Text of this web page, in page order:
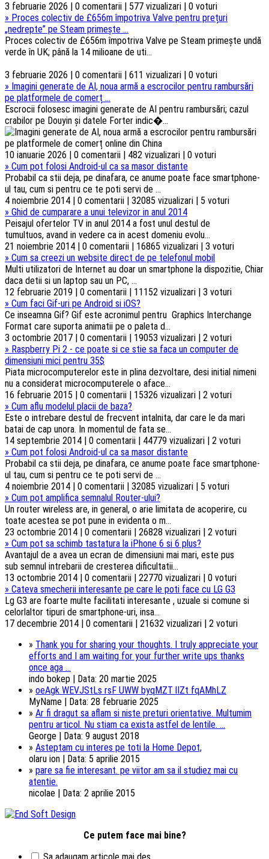
3 februarie 2026 | 0 comentarii | 577 vizualizari | 0 voturi
» Proces colectiv de £656m împotriva Valve pentru prețuri
„nedrepte” pe Steam primește ...
Proces colectiv de £656m împotriva Valve pe Steam primește undă
verde în UK; până la 14 milioane de uti...
3 februarie 2026 | 0 comentarii | 611 vizualizari | 0 voturi
» Imagini generate de AI, noua armă a escrocilor pentru rambursări
pe platformele de comerț ...
Escrocii folosesc imagini generate de AI pentru rambursări; cazul
crabilor pe Douyin și datele Forter indic�...
10 ianuarie 2026 | 0 comentarii | 482 vizualizari | 0 voturi
» Cum pot folosi Android-ul ca sa masor distante
Probabil ca stii deja, pe dinafara, ce anume poate face smartphone-
ul tau, cum si pentru ce te poti servi de ...
4 noiembrie 2014 | 0 comentarii | 32085 vizualizari | 5 voturi
» Ghid de cumparare a unui televizor in anul 2014
Peisajul ofertelor TV in anul 2014 a fost unul destul de
tumultuos, avand in vedere ca in acest domeniu evolu...
21 noiembrie 2014 | 0 comentarii | 16865 vizualizari | 3 voturi
» Cum sa creezi un website direct de pe telefonul mobil
Multi utilizatori de Internet au doar un smartphone la dispozitie, Chiar
daca detii si un laptop sau un PC, ...
12 februarie 2019 | 0 comentarii | 11152 vizualizari | 3 voturi
» Cum faci Gif-uri pe Android si iOS?
Ce inseamna Gif? Gif este acronimul pentru Graphics Interchange
Format care suporta animatii pe o paleta d...
3 octombrie 2017 | 0 comentarii | 19053 vizualizari | 2 voturi
» Raspberry Pi 2 - ce poate si ce stie sa faca un computer de
dimensiuni mici pentru 35$
Piata microcomputerelor este in plina dezvoltare, desi initial nimeni
nu a considerat microcomputerele o aface...
16 februarie 2015 | 0 comentarii | 15326 vizualizari | 2 voturi
» Cum aflu modelul placii de baza?
Este o intrebare destul de frecvent intalnita, dar care le da mari
batai de cap unora. In momentul de fata se...
14 septembrie 2014 | 0 comentarii | 44779 vizualizari | 2 voturi
» Cum pot folosi Android-ul ca sa masor distante
Probabil ca stii deja, pe dinafara, ce anume poate face smartphone-
ul tau, cum si pentru ce te poti servi de ...
4 noiembrie 2014 | 0 comentarii | 32085 vizualizari | 5 voturi
» Cum pot amplifica semnalul Router-ului?
Un router wireless are, in general, o arie limitata de acoperire, cu
toate acestea se pot pune in evidenta o m...
23 octombrie 2014 | 0 comentarii | 26828 vizualizari | 2 voturi
» Cum pot sa schimb tastatura la iPhone 6 si 6 plus?
Avantajul de a avea un ecran de dimensiuni mai mari, este pus
sub semnul intrebarii de cresterea dificultatii...
13 octombrie 2014 | 0 comentarii | 22770 vizualizari | 0 voturi
» Cateva smecherii interesante pe care le poti face cu LG G3
Lg G3 are foarte multe facilitati interesante , uzuale si comune si
celorlaltor tipuri de smartphone-uri, insa...
17 decembrie 2014 | 0 comentarii | 21632 vizualizari | 2 voturi
» Thank you for sharing your thoughts. I truly appreciate your
efforts and I am waiting for your further write ups thanks
once aga ...
indo bokep | Data: 20 martie 2025
» oeAgk WEVJStLs rsF UWW byqMZT lIZt fqAMhLZ
MyName | Data: 28 februarie 2025
» Ar fi dragut sa aflam si niste preturi orientative. Multumim
pentru articol. Nu stiam ca exista astfel de lentile. ...
George | Data: 9 august 2018
» Asteptam cu interes pe toti la Home Depot,
olaru ion | Data: 5 aprilie 2015
» pare sa fie interesant. pe viitor am sa il studiez mai cu
atentie.
nicolae | Data: 2 aprilie 2015
Ce putem face mai bine?